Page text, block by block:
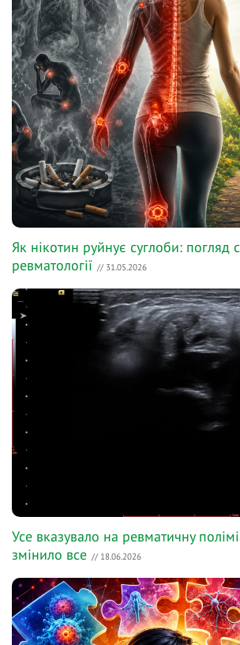
Як нікотин руйнує суглоби: погляд
ревматології // 31.05.2026
Усе вказувало на ревматичну
змінило все // 18.06.2026